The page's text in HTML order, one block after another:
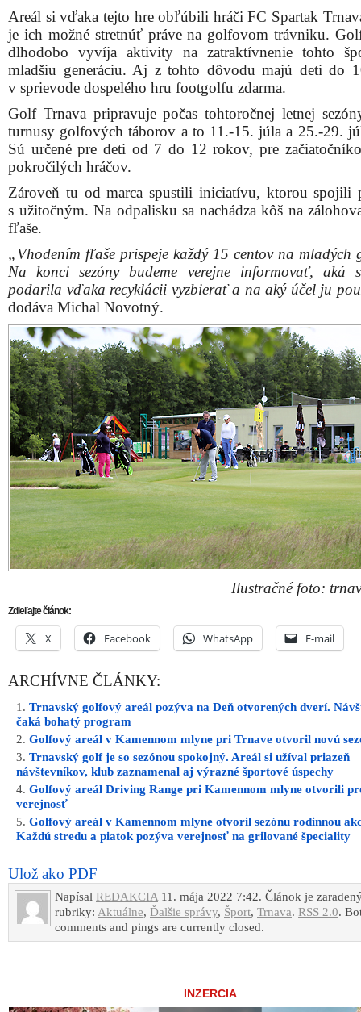
Areál si vďaka tejto hre obľúbili hráči FC Spartak
je ich možné stretnúť práve na golfovom trávniku.
dlhodobo vyvíja aktivity na zatraktívnenie tohto
mladšiu generáciu. Aj z tohto dôvodu majú deti do
v sprievode dospelého hru footgolfu zdarma.
Golf Trnava pripravuje počas tohtoročnej letnej
turnusy golfových táborov a to 11.-15. júla a 25.-29.
Sú určené pre deti od 7 do 12 rokov, pre
pokročilých hráčov.
Zároveň tu od marca spustili iniciatívu, ktorou spojili
s užitočným. Na odpalisku sa nachádza kôš na
fľaše.
„Vhodením fľaše prispeje každý 15 centov na mladých
Na konci sezóny budeme verejne informovať, aká
podarila vďaka recyklácii vyzbierať a na aký účel ju
dodáva Michal Novotný.
Ilustračné foto:
Zdieľajte článok:
X Facebook WhatsApp E-mail
ARCHÍVNE ČLÁNKY:
Trnavský golfový areál pozýva na Deň otvorených dverí.
čaká bohatý program
Golfový areál v Kamennom mlyne pri Trnave otvoril novú
Trnavský golf je so sezónou spokojný. Areál si užíval priazeň
návštevníkov, klub zaznamenal aj výrazné športové úspechy
Golfový areál Driving Range pri Kamennom mlyne otvorili
verejnosť
Golfový areál v Kamennom mlyne otvoril sezónu rodinnou
Každú stredu a piatok pozýva verejnosť na grilované špeciality
Ulož ako PDF
Napísal REDAKCIA11. mája 2022 7:42. Článok je
rubriky: Aktuálne, Ďalšie správy, Šport, Trnava. RSS 2.0.
comments and pings are currently closed.
INZERCIA